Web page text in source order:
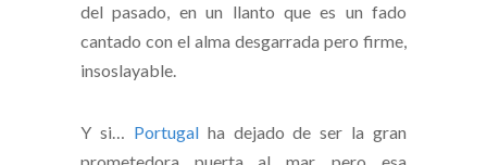
del pasado, en un llanto que es un fado
cantado con el alma desgarrada pero firme,
insoslayable.
Y si… Portugalha dejado de ser la gran